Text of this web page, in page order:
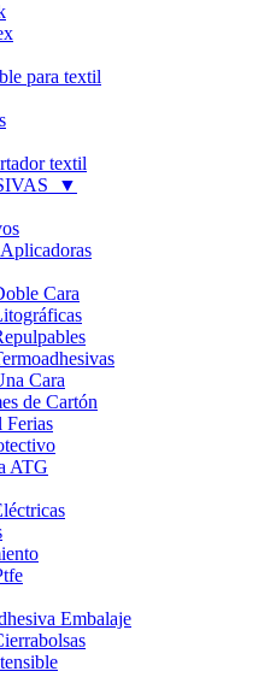
para textil
textil
▼
Cara
Cara
de Cartón
Ferias
ATG
Embalaje